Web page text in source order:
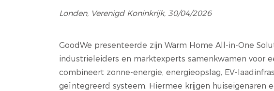
Londen, Verenigd Koninkrijk, 30/04/2026
GoodWe presenteerde zijn Warm Home All-in-One
industrieleiders en marktexperts samenkwamen voor
combineert zonne-energie, energieopslag, EV-
geïntegreerd systeem. Hiermee krijgen huiseigenaren